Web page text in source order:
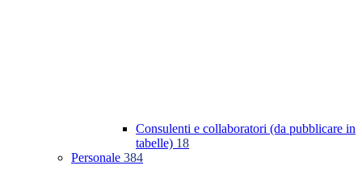
Consulenti e collaboratori (da pubblicare in
tabelle) 18
Personale 384